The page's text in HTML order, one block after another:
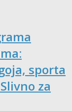
sporta
za